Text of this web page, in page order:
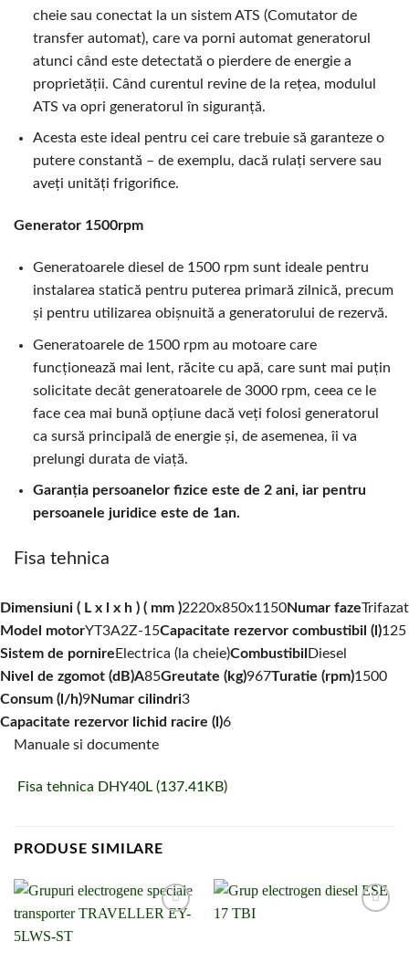
cheie sau conectat la un sistem ATS (Comutator de
transfer automat), care va porni automat generatorul
atunci când este detectată o pierdere de energie a
proprietății. Când curentul revine de la rețea, modulul
ATS va opri generatorul în siguranță.
Acesta este ideal pentru cei care trebuie să garanteze o
putere constantă – de exemplu, dacă rulați servere sau
aveți unități frigorifice.
Generator 1500rpm
Generatoarele diesel de 1500 rpm sunt ideale pentru
instalarea statică pentru puterea primară zilnică, precum
și pentru utilizarea obișnuită a generatorului de rezervă.
Generatoarele de 1500 rpm au motoare care
funcționează mai lent, răcite cu apă, care sunt mai puțin
solicitate decât generatoarele de 3000 rpm, ceea ce le
face cea mai bună opțiune dacă veți folosi generatorul
ca sursă principală de energie și, de asemenea, îi va
prelungi durata de viață.
Garanția persoanelor fizice este de 2 ani, iar pentru
persoanele juridice este de 1an.
Fisa tehnica
Dimensiuni ( L x l x h ) ( mm )2220x850x1150Numar fazeTrifazat
Model motorYT3A2Z-15Capacitate rezervor combustibil (l)125
Sistem de pornire Electrica (la cheie)Combustibil Diesel
Nivel de zgomot (dB)A85Greutate (kg)967Turatie (rpm)1500
Consum (l/h)9Numar cilindri3
Capacitate rezervor lichid racire (l)6
Manuale si documente
Fisa tehnica DHY40L (137.41KB)
PRODUSE SIMILARE